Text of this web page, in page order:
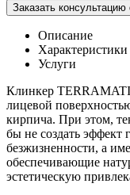
Заказать консультацию
Описание
Характеристики
Услуги
Клинкер
лицевой
кирпича. При этом,
бы не создать эффект
безжизненности, а
обеспечивающие
эстетическую